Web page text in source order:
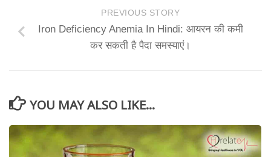
PREVIOUS STORY
Iron Deficiency Anemia In Hindi: आयरन की कमी
कर सकती है पैदा समस्याएं।
YOU MAY ALSO LIKE...